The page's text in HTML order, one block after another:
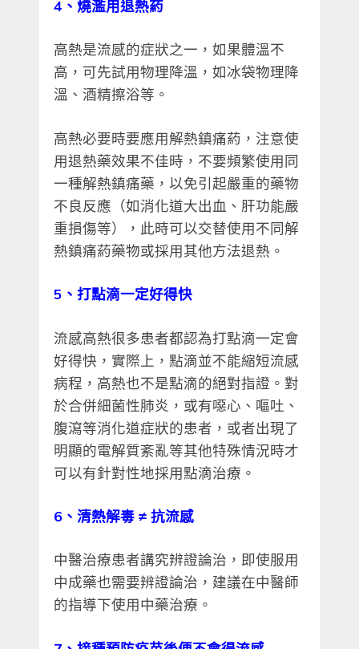
4、燒濫用退熱葯
高熱是流感的症狀之一，如果體溫不
高，可先試用物理降溫，如冰袋物理降
溫、酒精擦浴等。
高熱必要時要應用解熱鎮痛葯，注意使
用退熱藥效果不佳時，不要頻繁使用同
一種解熱鎮痛藥，以免引起嚴重的藥物
不良反應（如消化道大出血、肝功能嚴
重損傷等），此時可以交替使用不同解
熱鎮痛葯藥物或採用其他方法退熱。
5、打點滴一定好得快
流感高熱很多患者都認為打點滴一定會
好得快，實際上，點滴並不能縮短流感
病程，高熱也不是點滴的絕對指證。對
於合併細菌性肺炎，或有噁心、嘔吐、
腹瀉等消化道症狀的患者，或者出現了
明顯的電解質紊亂等其他特殊情況時才
可以有針對性地採用點滴治療。
6、清熱解毒 ≠ 抗流感
中醫治療患者講究辨證論治，即使服用
中成藥也需要辨證論治，建議在中醫師
的指導下使用中藥治療。